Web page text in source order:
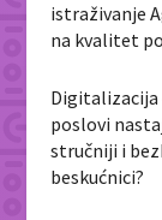
istraživanje
na kvalitet
poslovi
stručniji i
beskućnici?